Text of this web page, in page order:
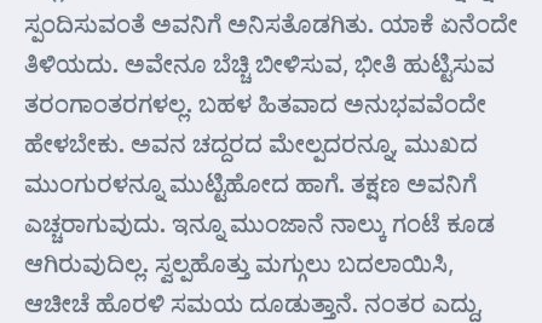
ಸ್ಪಂದಿಸುವಂತೆ ಅವನಿಗೆ ಅನಿಸತೊಡಗಿತು. ಯಾಕೆ ಏನೆಂದೇ
ತಿಳಿಯದು. ಅವೇನೂ ಬೆಚ್ಚಿ ಬೀಳಿಸುವ, ಭೀತಿ ಹುಟ್ಟಿಸುವ
ತರಂಗಾಂತರಗಳಲ್ಲ. ಬಹಳ ಹಿತವಾದ ಅನುಭವವೆಂದೇ
ಹೇಳಬೇಕು. ಅವನ ಚದ್ದರದ ಮೇಲ್ಪದರನ್ನೂ, ಮುಖದ
ಮುಂಗುರಳನ್ನೂ ಮುಟ್ಟಿಹೋದ ಹಾಗೆ. ತಕ್ಷಣ ಅವನಿಗೆ
ಎಚ್ಚರಾಗುವುದು. ಇನ್ನೂ ಮುಂಜಾನೆ ನಾಲ್ಕು ಗಂಟೆ ಕೂಡ
ಆಗಿರುವುದಿಲ್ಲ. ಸ್ವಲ್ಪಹೊತ್ತು ಮಗ್ಗುಲು ಬದಲಾಯಿಸಿ,
ಆಚೀಚೆ ಹೊರಳಿ ಸಮಯ ದೂಡುತ್ತಾನೆ. ನಂತರ ಎದ್ದು,